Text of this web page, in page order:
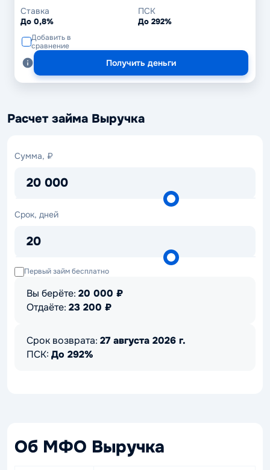
Ставка
До 0,8%
ПСК
До 292%
Добавить в
сравнение
Получить деньги
Расчет займа Выручка
Сумма, ₽
20 000
Сумма,
Срок, дней
20
Срок,
Первый займ бесплатно
Вы берёте: 20 000 ₽
Отдаёте: 23 200 ₽
Срок возврата: 27 августа 2026 г.
ПСК: До 292%
Об МФО Выручка